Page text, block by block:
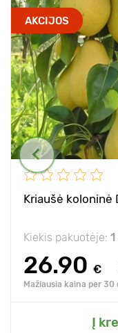
AKCIJOS
Kriaušė koloninė
Kiekis pakuotėje:
26.90 €
Mažiausia kaina per
Į